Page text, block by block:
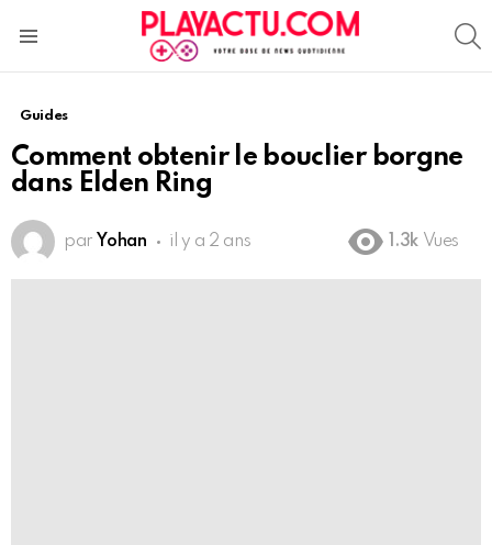
Guides
Comment obtenir le bouclier borgne
dans Elden Ring
par Yohan il y a 2 ans 1.3k Vues